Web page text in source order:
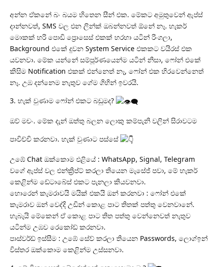
අන්න ඒකනේ බං බයම හිතෙන සීන් එක. මේකට අමුතුවෙන් ඇප්ස්
දාන්නවත්, SMS වල එන ලින්ක් ඔබන්නවත් ඕනේ නෑ. හැකර්
මොකක් හරි පොඩි ප්‍රොසෙස් එකක් හරහා යටින් රිංගලා,
Background එකේ දුවන System Service එකකට වයිරස් එක
යවනවා. මේක යන්නේ සම්පූර්ණයෙන්ම යටින් නිසා, ෆෝන් එකේ
කිසිම Notification එකක් එන්නෙත් නෑ, ෆෝන් එක හිරවෙන්නෙත්
නෑ. උඹ දන්නෙම නැතුව ගේම ගිහින් ඉවරයි.
3. හැක් වුණාම ෆෝන් එකට බඩුමද?
ඔව් මචං. මේක දැන් ඔත්තු බලන ලොකු කම්පැනි වලින් සිරාවටම
පාවිච්චි කරනවා. හැක් වුණාට පස්සේ
උඹේ Chat ඔක්කොම එළියේ : WhatsApp, Signal, Telegram
වගේ ඇප්ස් වල එන්ක්‍රිප්ට් කරලා තියෙන මැසේජ් පවා, මේ හැකර්
කෙළින්ම ඩේටාබේස් එකට පැනලා කියවනවා.
හොරෙන් කැමරාවයි මයික් එකයි ඔන් කරනවා : ෆෝන් එකේ
කැමරාව ඔන් වෙද්දි උඩින් කොළ පාට තිතක් පත්තු වෙනවානේ.
හැබැයි මේකෙන් ඒ කොළ පාට තිත පත්තු වෙන්නෙවත් නැතුව
යටින්ම උඹව රෙකෝඩ් කරනවා.
පාස්වර්ඩ් ඉස්සීම : උඹේ සේව් කරලා තියෙන Passwords, ලොග්ඉන්
විස්තර ඔක්කොම කෙළින්ම උස්සනවා.